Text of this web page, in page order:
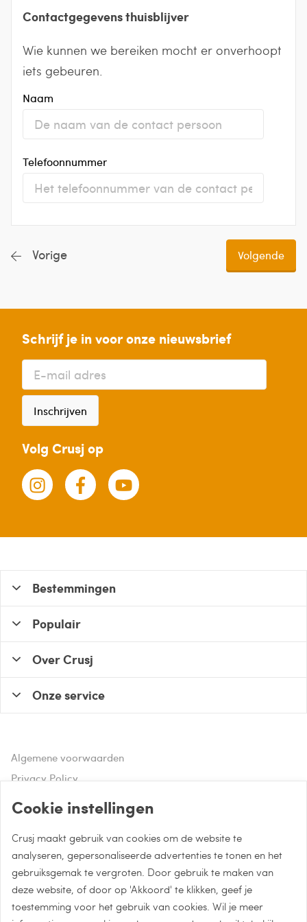
Contactgegevens thuisblijver
Wie kunnen we bereiken mocht er onverhoopt
iets gebeuren.
Naam
Telefoonnummer
Vorige
Schrijf je in voor onze nieuwsbrief
Inschrijven
Volg Crusj op
Hulp of advies nodig?
Bel naar 085 - 0043 015
Whatsapp met Crusj
Bestemmingen
Populair
Over Crusj
Onze service
Algemene voorwaarden
Privacy Policy
Cookie instellingen
Crusj maakt gebruik van cookies om de website te
analyseren, gepersonaliseerde advertenties te tonen en het
gebruiksgemak te vergroten. Door gebruik te maken van
deze website, of door op 'Akkoord' te klikken, geef je
toestemming voor het gebruik van cookies. Wil je meer